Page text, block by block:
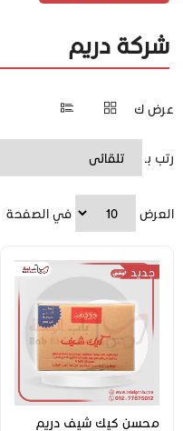
شركة دريم
عرض ك
رتب بـ
العرض في الصفحة
جديد
محسن كيك شيف دريم